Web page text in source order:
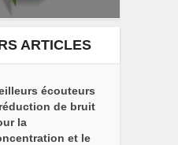
ARTICLES
écouteurs
de bruit
la
et le